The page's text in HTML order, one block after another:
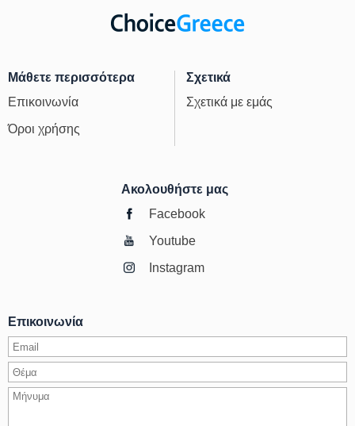
Μάθετε περισσότερα
Επικοινωνία
Όροι χρήσης
Σχετικά
Σχετικά με εμάς
Ακολουθήστε μας
Facebook
Youtube
Instagram
Επικοινωνία